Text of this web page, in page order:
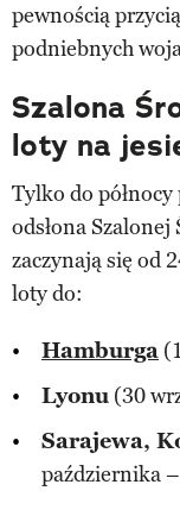
pewnością
podniebnych
Szalona
loty na
Tylko do
odsłona
zaczynają się od
loty do:
Hamburga
Lyonu (30
Sarajewa,
października